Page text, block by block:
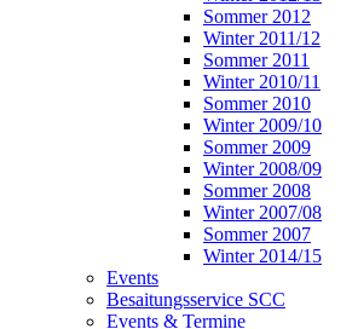
Sommer 2012
Winter 2011/12
Sommer 2011
Winter 2010/11
Sommer 2010
Winter 2009/10
Sommer 2009
Winter 2008/09
Sommer 2008
Winter 2007/08
Sommer 2007
Winter 2014/15
Events
Besaitungsservice SCC
Events & Termine